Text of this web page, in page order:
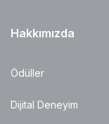
Hakkımızda
Ödüller
Dijital Deneyim